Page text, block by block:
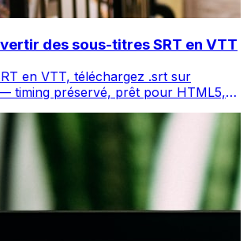
des sous-titres SRT en VTT
en VTT, téléchargez .srt sur
timing préservé, prêt pour HTML5,